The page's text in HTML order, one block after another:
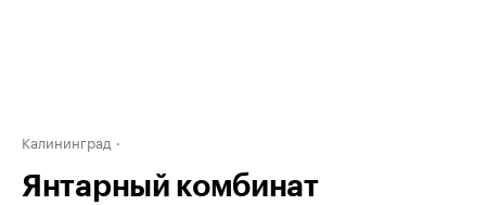
Калининград
Янтарный комбинат